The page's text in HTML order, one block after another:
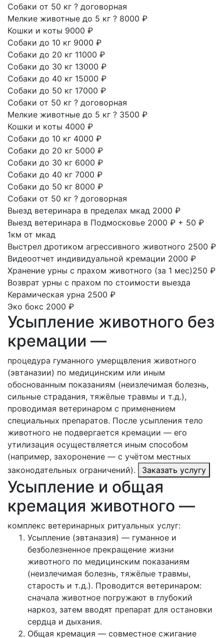
Собаки от 50 кг ? договорная
Мелкие животные до 5 кг ? 8000 ₽
Кошки и коты 9000 ₽
Собаки до 10 кг 9000 ₽
Собаки до 20 кг 11000 ₽
Собаки до 30 кг 13000 ₽
Собаки до 40 кг 15000 ₽
Собаки до 50 кг 17000 ₽
Собаки от 50 кг ? договорная
Мелкие животные до 5 кг ? 3500 ₽
Кошки и коты 4000 ₽
Собаки до 10 кг 4000 ₽
Собаки до 20 кг 5000 ₽
Собаки до 30 кг 6000 ₽
Собаки до 40 кг 7000 ₽
Собаки до 50 кг 8000 ₽
Собаки от 50 кг ? договорная
Выезд ветеринара в пределах мкад 2000 ₽
Выезд ветеринара в Подмосковье 2000 ₽ + 50 ₽
1км от мкад
Выстрел дротиком агрессивного животного 2500 ₽
Видеоотчет индивидуальной кремации 2000 ₽
Хранение урны с прахом животного (за 1 мес)250 ₽
Возврат урны с прахом по стоимости выезда
Керамическая урна 2500 ₽
Эко бокс 2000 ₽
Усыпление животного без
кремации —
процедура гуманного умерщвления животного
(эвтаназии) по медицинским или иным
обоснованным показаниям (неизлечимая болезнь,
сильные страдания, тяжёлые травмы и т. д.),
проводимая ветеринаром с применением
специальных препаратов. После усыпления тело
животного не подвергается кремации — его
утилизация осуществляется иным способом
(например, захоронение — с учётом местных
законодательных ограничений).
Заказать услугу
Усыпление и общая
кремация животного —
комплекс ветеринарных ритуальных услуг:
Усыпление (эвтаназия) — гуманное и
безболезненное прекращение жизни
животного по медицинским показаниям
(неизлечимая болезнь, тяжёлые травмы,
старость и т. д.). Проводится ветеринаром:
сначала животное погружают в глубокий
наркоз, затем вводят препарат для остановки
сердца и дыхания.
Общая кремация — совместное сжигание